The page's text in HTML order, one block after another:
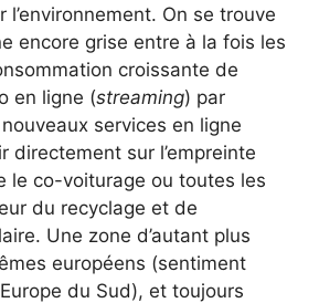
l’environnement. On se trouve
encore grise entre à la fois les
croissante de
en ligne (streaming) par
services en ligne
directement sur l’empreinte
le co-voiturage ou toutes les
du recyclage et de
Une zone d’autant plus
européens (sentiment
du Sud), et toujours